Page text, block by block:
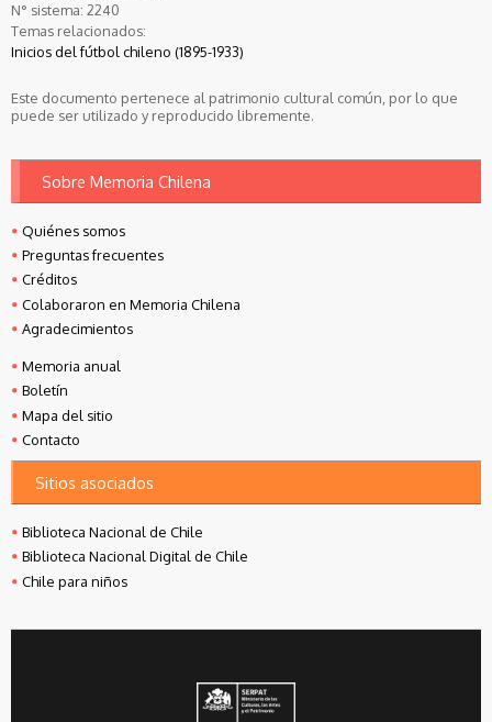
N° sistema: 2240
Temas relacionados:
Inicios del fútbol chileno (1895-1933)
Este documento pertenece al patrimonio cultural común, por lo que
puede ser utilizado y reproducido libremente.
Sobre Memoria Chilena
Quiénes somos
Preguntas frecuentes
Créditos
Colaboraron en Memoria Chilena
Agradecimientos
Memoria anual
Boletín
Mapa del sitio
Contacto
Sitios asociados
Biblioteca Nacional de Chile
Biblioteca Nacional Digital de Chile
Chile para niños